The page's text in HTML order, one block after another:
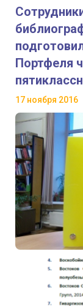
Портфеля
17 ноября 2016